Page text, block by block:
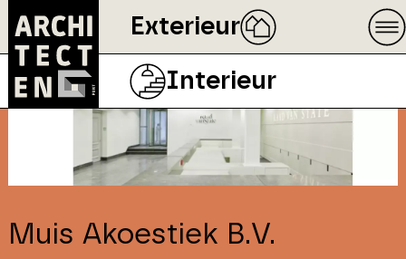
Exterieur
Interieur
Muis Akoestiek B.V.